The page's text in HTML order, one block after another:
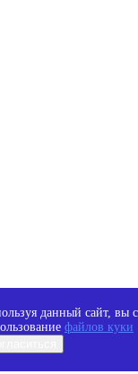
данный сайт, вы
файлов куки